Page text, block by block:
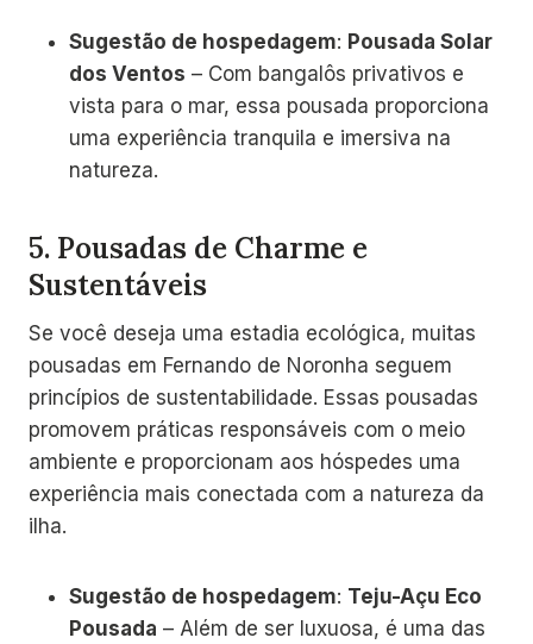
Sugestão de hospedagem: Pousada Solar
dos Ventos – Com bangalôs privativos e
vista para o mar, essa pousada proporciona
uma experiência tranquila e imersiva na
natureza.
5. Pousadas de Charme e
Sustentáveis
Se você deseja uma estadia ecológica, muitas
pousadas em Fernando de Noronha seguem
princípios de sustentabilidade. Essas pousadas
promovem práticas responsáveis com o meio
ambiente e proporcionam aos hóspedes uma
experiência mais conectada com a natureza da
ilha.
Sugestão de hospedagem: Teju-Açu Eco
Pousada – Além de ser luxuosa, é uma das